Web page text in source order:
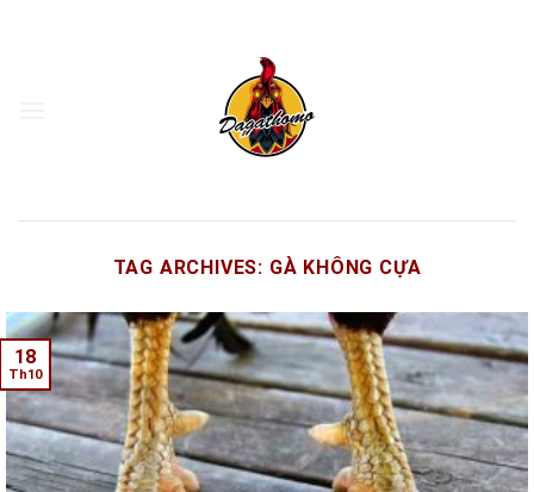
TAG ARCHIVES: GÀ KHÔNG CỰA
18
Th10